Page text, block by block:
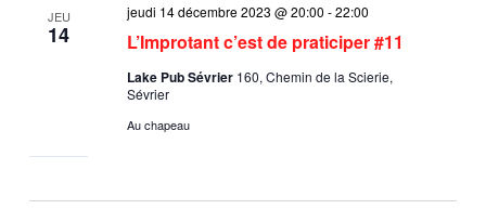
JEU
14 L’Improtant c’est de praticiper #11
jeudi 14 décembre 2023 @ 20:00 -22:00
Lake Pub Sévrier 160, Chemin de la Scierie,
Sévrier
Au chapeau